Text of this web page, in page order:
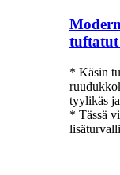
tuftatut
* Käsin
tyylikäs
* Tässä